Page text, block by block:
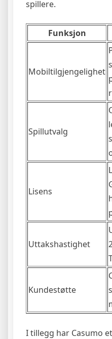
spillere.
Funksjon
Mobiltilgjengelighet
Spillutvalg
Lisens
Uttakshastighet
Kundestøtte
I tillegg har Casumo